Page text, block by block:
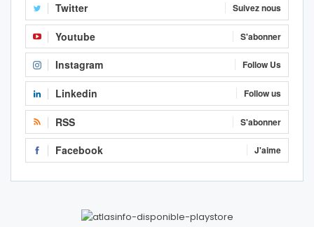
Twitter Suivez nous
Youtube S'abonner
Instagram Follow Us
Linkedin Follow us
RSS S'abonner
Facebook J'aime